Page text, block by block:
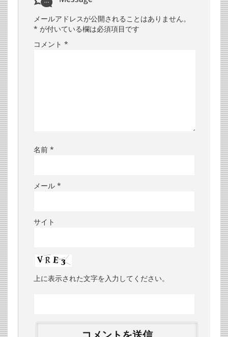
メールアドレスが公開されることはありません。
* が付いている欄は必須項目です
コメント *
名前 *
メール *
サイト
上に表示された文字を入力してください。